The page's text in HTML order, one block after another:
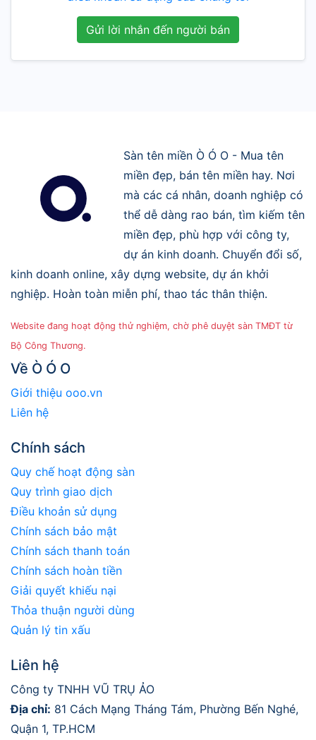
Gửi lời nhắn đến người bán
Sàn tên miền Ò Ó O - Mua tên
miền đẹp, bán tên miền hay. Nơi
mà các cá nhân, doanh nghiệp có
thể dễ dàng rao bán, tìm kiếm tên
miền đẹp, phù hợp với công ty,
dự án kinh doanh. Chuyển đổi số,
kinh doanh online, xây dựng website, dự án khởi
nghiệp. Hoàn toàn miễn phí, thao tác thân thiện.
Website đang hoạt động thử nghiệm, chờ phê duyệt sàn TMĐT từ
Bộ Công Thương.
Về Ò Ó O
Giới thiệu ooo.vn
Liên hệ
Chính sách
Quy chế hoạt động sàn
Quy trình giao dịch
Điều khoản sử dụng
Chính sách bảo mật
Chính sách thanh toán
Chính sách hoàn tiền
Giải quyết khiếu nại
Thỏa thuận người dùng
Quản lý tin xấu
Liên hệ
Công ty TNHH VŨ TRỤ ẢO
Địa chỉ: 81 Cách Mạng Tháng Tám, Phường Bến Nghé,
Quận 1, TP.HCM